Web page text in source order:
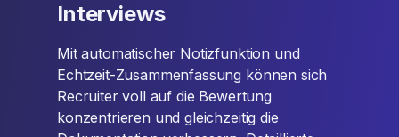
Interviews
Mit automatischer Notizfunktion und
Echtzeit-Zusammenfassung können sich
Recruiter voll auf die Bewertung
konzentrieren und gleichzeitig die